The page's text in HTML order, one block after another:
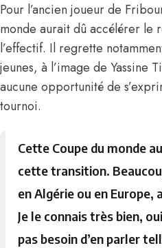
Pour l’ancien joueur de
monde aurait dû accélérer le
l’effectif. Il regrette
jeunes, à l’image de Yassine
aucune opportunité de
tournoi.
Cette Coupe du monde
cette transition.
en Algérie ou en
Je le connais très bien,
pas besoin d’en parler